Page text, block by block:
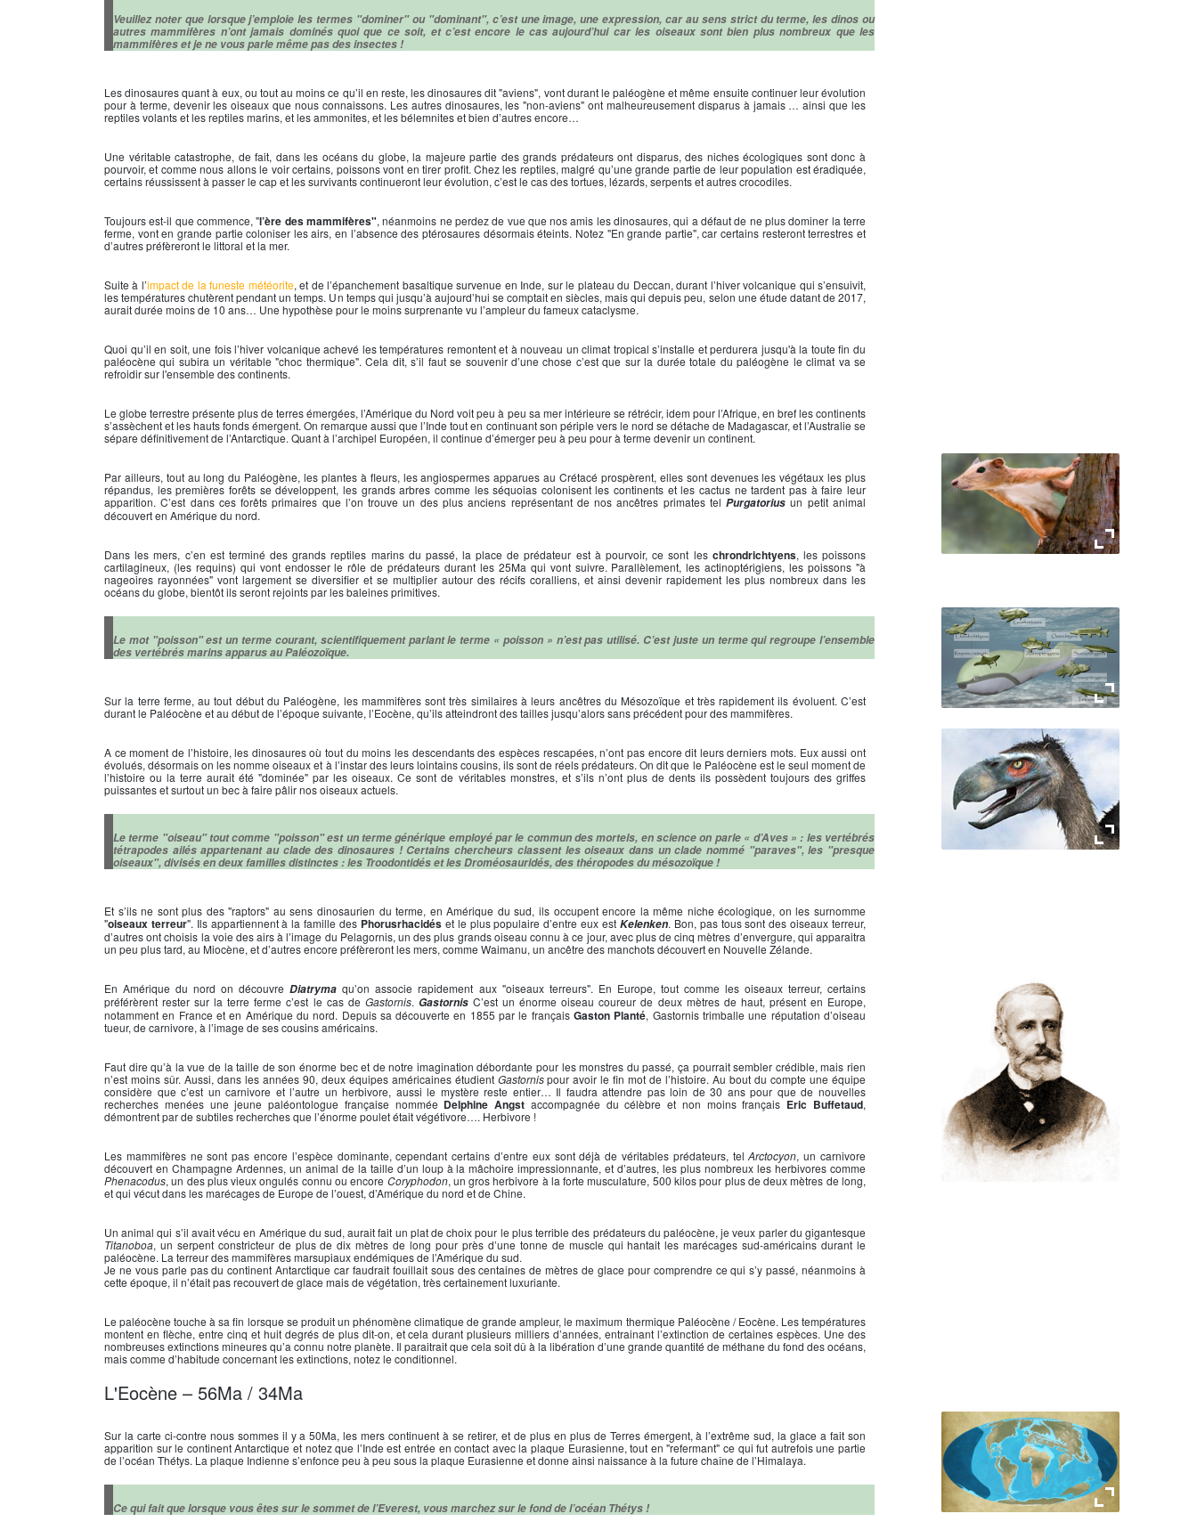
Veuillez noter que lorsque j’emploie les termes "dominer" ou "dominant", c’est une image, une expression, car au sens strict du terme, les dinos ou
autres mammifères n’ont jamais dominés quoi que ce soit, et c’est encore le cas aujourd’hui car les oiseaux sont bien plus nombreux que les
mammifères et je ne vous parle même pas des insectes !
Les dinosaures quant à eux, ou tout au moins ce qu’il en reste, les dinosaures dit "aviens", vont durant le paléogène et même ensuite continuer leur évolution
pour à terme, devenir les oiseaux que nous connaissons. Les autres dinosaures, les "non-aviens" ont malheureusement disparus à jamais … ainsi que les
reptiles volants et les reptiles marins, et les ammonites, et les bélemnites et bien d’autres encore…
Une véritable catastrophe, de fait, dans les océans du globe, la majeure partie des grands prédateurs ont disparus, des niches écologiques sont donc à
pourvoir, et comme nous allons le voir certains, poissons vont en tirer profit. Chez les reptiles, malgré qu’une grande partie de leur population est éradiquée,
certains réussissent à passer le cap et les survivants continueront leur évolution, c’est le cas des tortues, lézards, serpents et autres crocodiles.
Toujours est-il que commence, "l’ère des mammifères", néanmoins ne perdez de vue que nos amis les dinosaures, qui a défaut de ne plus dominer la terre
ferme, vont en grande partie coloniser les airs, en l’absence des ptérosaures désormais éteints. Notez "En grande partie", car certains resteront terrestres et
d’autres préfèreront le littoral et la mer.
Suite à l’impact de la funeste météorite, et de l’épanchement basaltique survenue en Inde, sur le plateau du Deccan, durant l’hiver volcanique qui s’ensuivit,
les températures chutèrent pendant un temps. Un temps qui jusqu’à aujourd’hui se comptait en siècles, mais qui depuis peu, selon une étude datant de 2017,
aurait durée moins de 10 ans… Une hypothèse pour le moins surprenante vu l’ampleur du fameux cataclysme.
Quoi qu’il en soit, une fois l’hiver volcanique achevé les températures remontent et à nouveau un climat tropical s’installe et perdurera jusqu'à la toute fin du
paléocène qui subira un véritable "choc thermique". Cela dit, s’il faut se souvenir d’une chose c’est que sur la durée totale du paléogène le climat va se
refroidir sur l'ensemble des continents.
Le globe terrestre présente plus de terres émergées, l’Amérique du Nord voit peu à peu sa mer intérieure se rétrécir, idem pour l’Afrique, en bref les continents
s’assèchent et les hauts fonds émergent. On remarque aussi que l’Inde tout en continuant son périple vers le nord se détache de Madagascar, et l’Australie se
sépare définitivement de l’Antarctique. Quant à l’archipel Européen, il continue d’émerger peu à peu pour à terme devenir un continent.
Par ailleurs, tout au long du Paléogène, les plantes à fleurs, les angiospermes apparues au Crétacé prospèrent, elles sont devenues les végétaux les plus
répandus, les premières forêts se développent, les grands arbres comme les séquoias colonisent les continents et les cactus ne tardent pas à faire leur
apparition. C’est dans ces forêts primaires que l’on trouve un des plus anciens représentant de nos ancêtres primates telPurgatorius un petit animal
découvert en Amérique du nord.
Dans les mers, c’en est terminé des grands reptiles marins du passé, la place de prédateur est à pourvoir, ce sont les chrondrichtyens, les poissons
cartilagineux, (les requins) qui vont endosser le rôle de prédateurs durant les 25Ma qui vont suivre. Parallèlement, les actinoptérigiens, les poissons "à
nageoires rayonnées" vont largement se diversifier et se multiplier autour des récifs coralliens, et ainsi devenir rapidement les plus nombreux dans les
océans du globe, bientôt ils seront rejoints par les baleines primitives.
Le mot "poisson" est un terme courant, scientifiquement parlant le terme « poisson » n’est pas utilisé. C’est juste un terme qui regroupe l’ensemble
des vertébrés marins apparus au Paléozoïque.
Sur la terre ferme, au tout début du Paléogène, les mammifères sont très similaires à leurs ancêtres du Mésozoïque et très rapidement ils évoluent. C’est
durant le Paléocène et au début de l’époque suivante, l’Eocène, qu’ils atteindront des tailles jusqu’alors sans précédent pour des mammifères.
A ce moment de l’histoire, les dinosaures où tout du moins les descendants des espèces rescapées, n’ont pas encore dit leurs derniers mots. Eux aussi ont
évolués, désormais on les nomme oiseaux et à l’instar des leurs lointains cousins, ils sont de réels prédateurs. On dit que le Paléocène est le seul moment de
l’histoire ou la terre aurait été "dominée" par les oiseaux. Ce sont de véritables monstres, et s’ils n’ont plus de dents ils possèdent toujours des griffes
puissantes et surtout un bec à faire pâlir nos oiseaux actuels.
Le terme "oiseau" tout comme "poisson" est un terme générique employé par le commun des mortels, en science on parle « d’Aves » : les vertébrés
tétrapodes ailés appartenant au clade des dinosaures ! Certains chercheurs classent les oiseaux dans un clade nommé "paraves", les "presque
oiseaux", divisés en deux familles distinctes : les Troodontidés et les Droméosauridés, des théropodes du mésozoïque !
Et s’ils ne sont plus des "raptors" au sens dinosaurien du terme, en Amérique du sud, ils occupent encore la même niche écologique, on les surnomme
"oiseaux terreur". Ils appartiennent à la famille des Phorusrhacidéset le plus populaire d’entre eux est Kelenken. Bon, pas tous sont des oiseaux terreur,
d’autres ont choisis la voie des airs à l’image du Pelagornis, un des plus grands oiseau connu à ce jour, avec plus de cinq mètres d’envergure, qui apparaitra
un peu plus tard, au Miocène, et d’autres encore préfèreront les mers, comme Waimanu, un ancêtre des manchots découvert en Nouvelle Zélande.
En Amérique du nord on découvreDiatryma qu’on associe rapidement aux "oiseaux terreurs". En Europe, tout comme les oiseaux terreur, certains
préférèrent rester sur la terre ferme c’est le cas de Gastornis. GastornisC’est un énorme oiseau coureur de deux mètres de haut, présent en Europe,
notamment en France et en Amérique du nord. Depuis sa découverte en 1855 par le françaisGaston Planté, Gastornis trimballe une réputation d’oiseau
tueur, de carnivore, à l’image de ses cousins américains.
Faut dire qu’à la vue de la taille de son énorme bec et de notre imagination débordante pour les monstres du passé, ça pourrait sembler crédible, mais rien
n’est moins sûr. Aussi, dans les années 90, deux équipes américaines étudient Gastornispour avoir le fin mot de l’histoire. Au bout du compte une équipe
considère que c’est un carnivore et l’autre un herbivore, aussi le mystère reste entier… Il faudra attendre pas loin de 30 ans pour que de nouvelles
recherches menées une jeune paléontologue française nommée Delphine Angst accompagnée du célèbre et non moins français Eric Buffetaud,
démontrent par de subtiles recherches que l’énorme poulet était végétivore…. Herbivore !
Les mammifères ne sont pas encore l’espèce dominante, cependant certains d’entre eux sont déjà de véritables prédateurs, telArctocyon, un carnivore
découvert en Champagne Ardennes, un animal de la taille d’un loup à la mâchoire impressionnante, et d’autres, les plus nombreux les herbivores comme
Phenacodus, un des plus vieux ongulés connu ou encore Coryphodon, un gros herbivore à la forte musculature, 500 kilos pour plus de deux mètres de long,
et qui vécut dans les marécages de Europe de l’ouest, d’Amérique du nord et de Chine.
Un animal qui s’il avait vécu en Amérique du sud, aurait fait un plat de choix pour le plus terrible des prédateurs du paléocène, je veux parler du gigantesque
Titanoboa, un serpent constricteur de plus de dix mètres de long pour près d’une tonne de muscle qui hantait les marécages sud-américains durant le
paléocène. La terreur des mammifères marsupiaux endémiques de l’Amérique du sud.
Je ne vous parle pas du continent Antarctique car faudrait fouillait sous des centaines de mètres de glace pour comprendre ce qui s’y passé, néanmoins à
cette époque, il n’était pas recouvert de glace mais de végétation, très certainement luxuriante.
Le paléocène touche à sa fin lorsque se produit un phénomène climatique de grande ampleur, le maximum thermique Paléocène / Eocène. Les températures
montent en flèche, entre cinq et huit degrés de plus dit-on, et cela durant plusieurs milliers d’années, entrainant l’extinction de certaines espèces. Une des
nombreuses extinctions mineures qu’a connu notre planète. Il paraitrait que cela soit dû à la libération d’une grande quantité de méthane du fond des océans,
mais comme d’habitude concernant les extinctions, notez le conditionnel.
L'Eocène – 56Ma / 34Ma
Sur la carte ci-contre nous sommes il y a 50Ma, les mers continuent à se retirer, et de plus en plus de Terres émergent, à l’extrême sud, la glace a fait son
apparition sur le continent Antarctique et notez que l’Inde est entrée en contact avec la plaque Eurasienne, tout en "refermant" ce qui fut autrefois une partie
de l’océan Thétys. La plaque Indienne s’enfonce peu à peu sous la plaque Eurasienne et donne ainsi naissance à la future chaîne de l’Himalaya.
Ce qui fait que lorsque vous êtes sur le sommet de l’Everest, vous marchez sur le fond de l’océan Thétys !